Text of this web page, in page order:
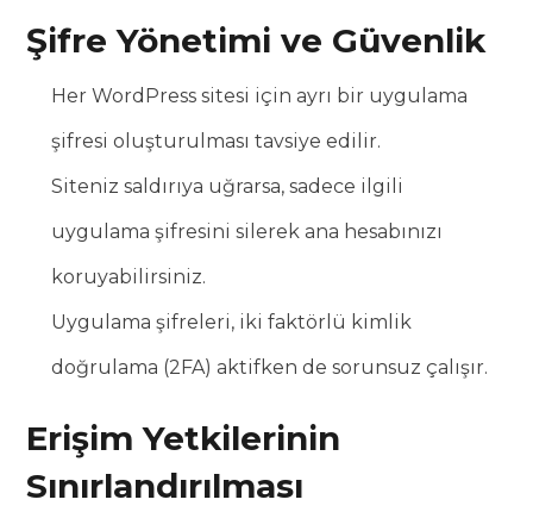
Şifre Yönetimi ve Güvenlik
Her WordPress sitesi için ayrı bir uygulama
şifresi oluşturulması tavsiye edilir.
Siteniz saldırıya uğrarsa, sadece ilgili
uygulama şifresini silerek ana hesabınızı
koruyabilirsiniz.
Uygulama şifreleri, iki faktörlü kimlik
doğrulama (2FA) aktifken de sorunsuz çalışır.
Erişim Yetkilerinin
Sınırlandırılması